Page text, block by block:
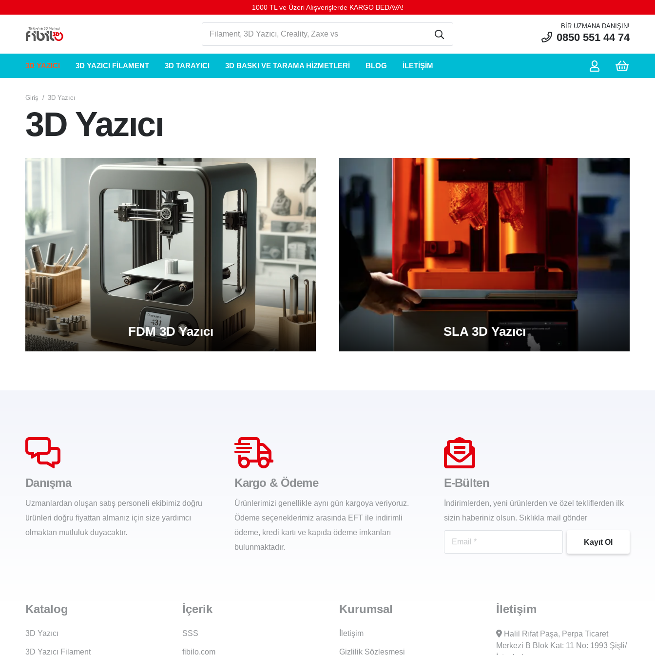
1000 TL ve Üzeri Alışverişlerde KARGO BEDAVA!
BIR UZMANA DANIŞIN!
0850 551 44 74
3D YAZICI 3D YAZICI FILAMENT 3D TARAYICI 3D BASKI VE TARAMA HIZMETLERI BLOG İLETIŞIM
Giriş / 3D Yazıcı
3D Yazıcı
FDM 3D Yazıcı SLA 3D Yazıcı
Danışma
Uzmanlardan oluşan satış personeli ekibimiz doğru
ürünleri doğru fiyattan almanız için size yardımcı
olmaktan mutluluk duyacaktır.
Kargo & Ödeme
Ürünlerimizi genellikle aynı gün kargoya veriyoruz.
Ödeme seçeneklerimiz arasında EFT ile indirimli
ödeme, kredi kartı ve kapıda ödeme imkanları
bulunmaktadır.
E-Bülten
İndirimlerden, yeni ürünlerden ve özel tekliflerden ilk
sizin haberiniz olsun. Sıklıkla mail gönder
Kayıt Ol
Katalog
3D Yazıcı
3D Yazıcı Filament
İçerik
SSS
fibilo.com
Kurumsal
İletişim
Gizlilik Sözleşmesi
İletişim
Halil Rıfat Paşa, Perpa Ticaret
Merkezi B Blok Kat: 11 No: 1993 Şişli/